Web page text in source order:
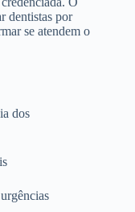
dentistas por
se atendem o
dos